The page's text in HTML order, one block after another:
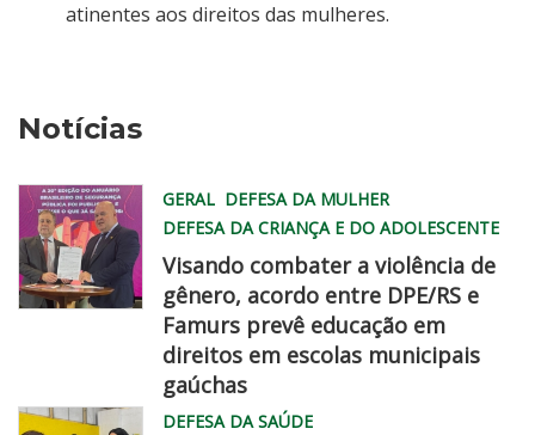
atinentes aos direitos das mulheres.
Notícias
chegadisso
GERAL DEFESA DA MULHER
DEFESA DA CRIANÇA E DO ADOLESCENTE
Visando combater a violência de
gênero, acordo entre DPE/RS e
Famurs prevê educação em
direitos em escolas municipais
gaúchas
DEFESA DA SAÚDE